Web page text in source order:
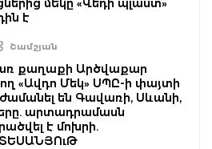
մեկը «Վեդի պլաստ»
է
Շամշյան
քաղաքի Արծվաքար
«Ավդո Մեկ» ՍՊԸ-ի փայտի
են Գավառի, Սևանի,
արտադրամասն
է մոխրի.